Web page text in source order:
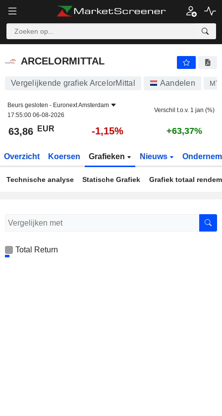
ARCELORMITTAL
ARCELORMITTAL
Vergelijkende grafiek ArcelorMittal Aandelen MT
Beurs gesloten - Euronext Amsterdam
17:55:00 06-08-2026
Verschil t.o.v. 1 jan (%)
63,86 EUR -1,15% +63,37%
Overzicht Koersen Grafieken Nieuws
Technische analyse Statische Grafiek Grafiek totaal
Total Return